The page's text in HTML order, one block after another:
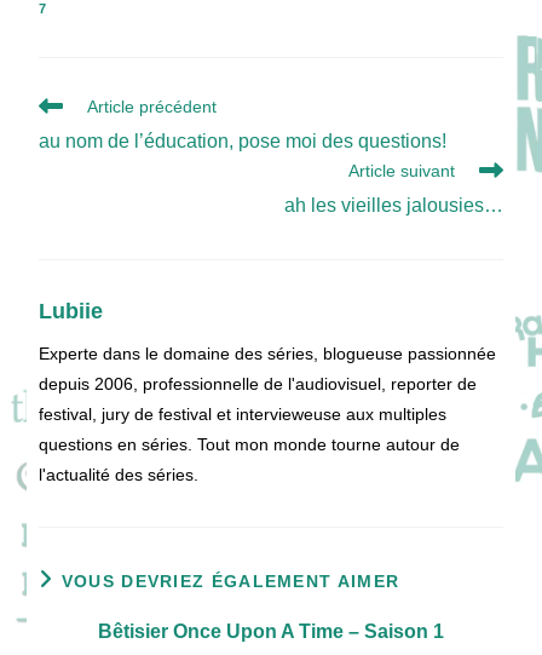
7
Read
articles
Article précédent
au nom de l’éducation, pose moi des questions!
Article suivant
ah les vieilles jalousies…
Lubiie
Experte dans le domaine des séries, blogueuse passionnée
depuis 2006, professionnelle de l'audiovisuel, reporter de
festival, jury de festival et intervieweuse aux multiples
questions en séries. Tout mon monde tourne autour de
l'actualité des séries.
VOUS DEVRIEZ ÉGALEMENT AIMER
Bêtisier Once Upon A Time – Saison 1